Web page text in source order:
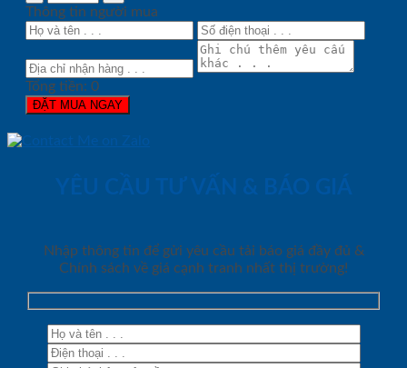
Thông tin người mua
Tổng tiền: 0
ĐẶT MUA NGAY
YÊU CẦU TƯ VẤN & BÁO GIÁ
Nhập thông tin để gửi yêu cầu tải báo giá đầy đủ &
Chính sách về giá cạnh tranh nhất thị trường!